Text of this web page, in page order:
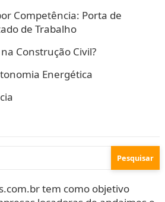
Competência: Porta de
de Trabalho
Construção Civil?
Energética
tem como objetivo